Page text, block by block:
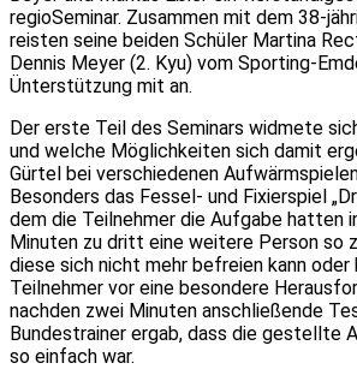
regioSeminar. Zusammen mit dem 38-
reisten seine beiden Schüler Martina
Dennis Meyer (2. Kyu) vom Sporting-
Ünterstützung mit an.
Der erste Teil des Seminars widmete
und welche Möglichkeiten sich damit
Gürtel bei verschiedenen
Besonders das Fessel- und Fixierspiel
dem die Teilnehmer die Aufgabe hatten
Minuten zu dritt eine weitere Person so
diese sich nicht mehr befreien kann
Teilnehmer vor eine besondere
nachden zwei Minuten anschließende
Bundestrainer ergab, dass die gestellte
so einfach war.